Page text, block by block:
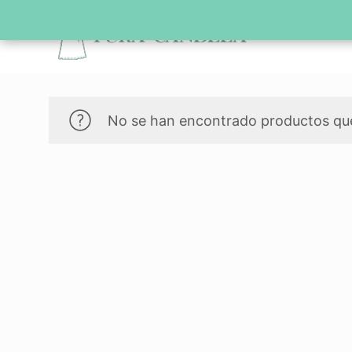
No se han encontrado productos